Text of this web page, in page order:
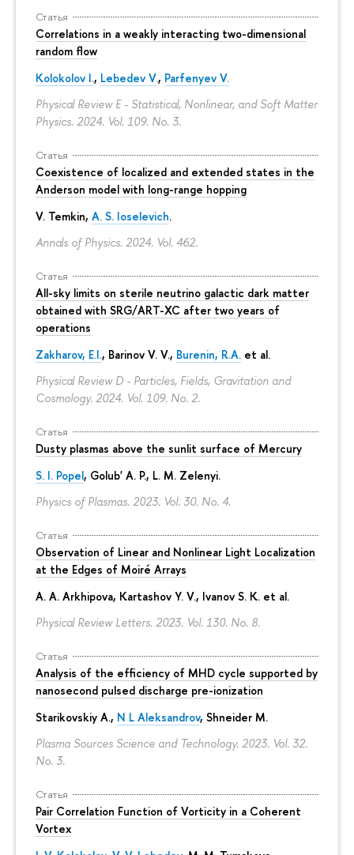
Статья
Correlations in a weakly interacting two-dimensional
random flow
Kolokolov I., Lebedev V., Parfenyev V.
Physical Review E - Statistical, Nonlinear, and Soft Matter
Physics. 2024. Vol. 109. No. 3.
Статья
Coexistence of localized and extended states in the
Anderson model with long-range hopping
V. Temkin, A. S. Ioselevich.
Annals of Physics. 2024. Vol. 462.
Статья
All-sky limits on sterile neutrino galactic dark matter
obtained with SRG/ART-XC after two years of
operations
Zakharov, E.I., Barinov V. V., Burenin, R.A. et al.
Physical Review D - Particles, Fields, Gravitation and
Cosmology. 2024. Vol. 109. No. 2.
Статья
Dusty plasmas above the sunlit surface of Mercury
S. I. Popel, Golub' A. P., L. M. Zelenyi.
Physics of Plasmas. 2023. Vol. 30. No. 4.
Статья
Observation of Linear and Nonlinear Light Localization
at the Edges of Moiré Arrays
A. A. Arkhipova, Kartashov Y. V., Ivanov S. K. et al.
Physical Review Letters. 2023. Vol. 130. No. 8.
Статья
Analysis of the efficiency of MHD cycle supported by
nanosecond pulsed discharge pre-ionization
Starikovskiy A., N L Aleksandrov, Shneider M.
Plasma Sources Science and Technology. 2023. Vol. 32.
No. 3.
Статья
Pair Correlation Function of Vorticity in a Coherent
Vortex